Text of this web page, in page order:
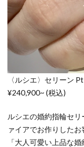
〈ルシエ〉セリーン Pt
¥240,900~ (税込)
ルシエの婚約指輪セ
ァイアでお作りしたお
「大人可愛い上品な